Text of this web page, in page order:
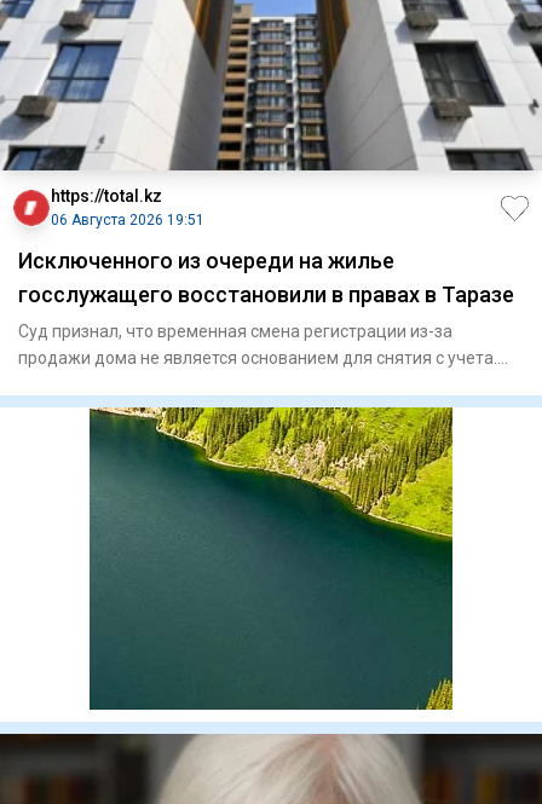
https://total.kz
06 Августа 2026 19:51
Исключенного из очереди на жилье
госслужащего восстановили в правах в Таразе
Суд признал, что временная смена регистрации из-за
продажи дома не является основанием для снятия с учета.